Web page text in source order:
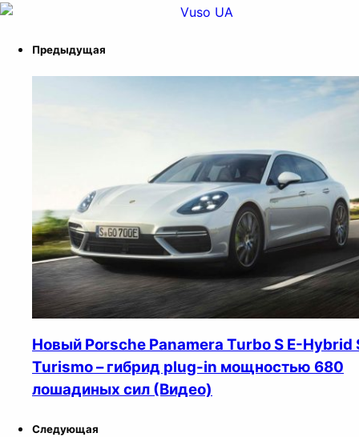
Предыдущая
Новый Porsche Panamera Turbo S E-Hybrid
Turismo – гибрид plug-in мощностью 680
лошадиных сил (Видео)
Следующая